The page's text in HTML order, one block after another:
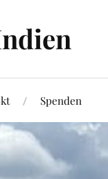
Spenden